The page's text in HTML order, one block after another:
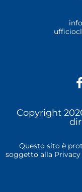
a
Copyright
Questo sito è
soggetto alla